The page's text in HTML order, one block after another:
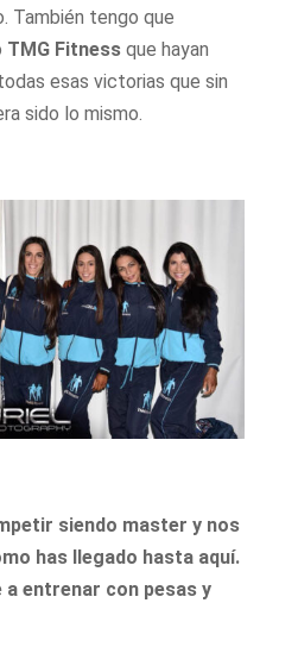
También tengo que
TMG Fitnessque hayan
esas victorias que sin
sido lo mismo.
siendo master y nos
has llegado hasta aquí.
a entrenar con pesas y